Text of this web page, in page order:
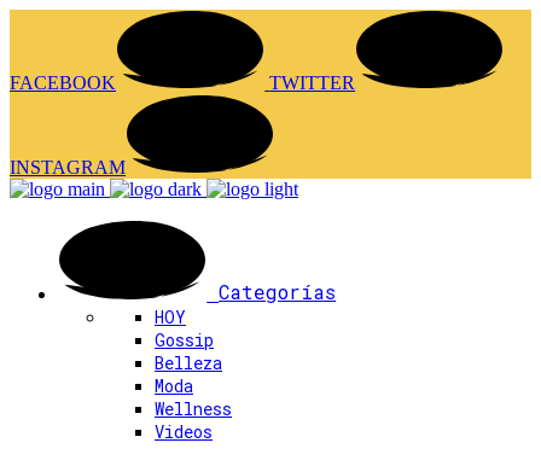
FACEBOOK TWITTER
INSTAGRAM
Categorías
HOY
Gossip
Belleza
Moda
Wellness
Videos